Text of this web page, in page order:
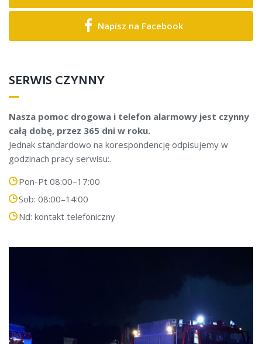
Napisz na Facebook
SERWIS CZYNNY
Nasza pomoc drogowa i telefon alarmowy jest czynny
całą dobę, przez 365 dni w roku.
Jednak standardowo na korespondencję odpisujemy w
godzinach pracy serwisu:.
Pon-Pt 08:00–17:00
Sob: 08:00–14:00
Nd: kontakt telefoniczny